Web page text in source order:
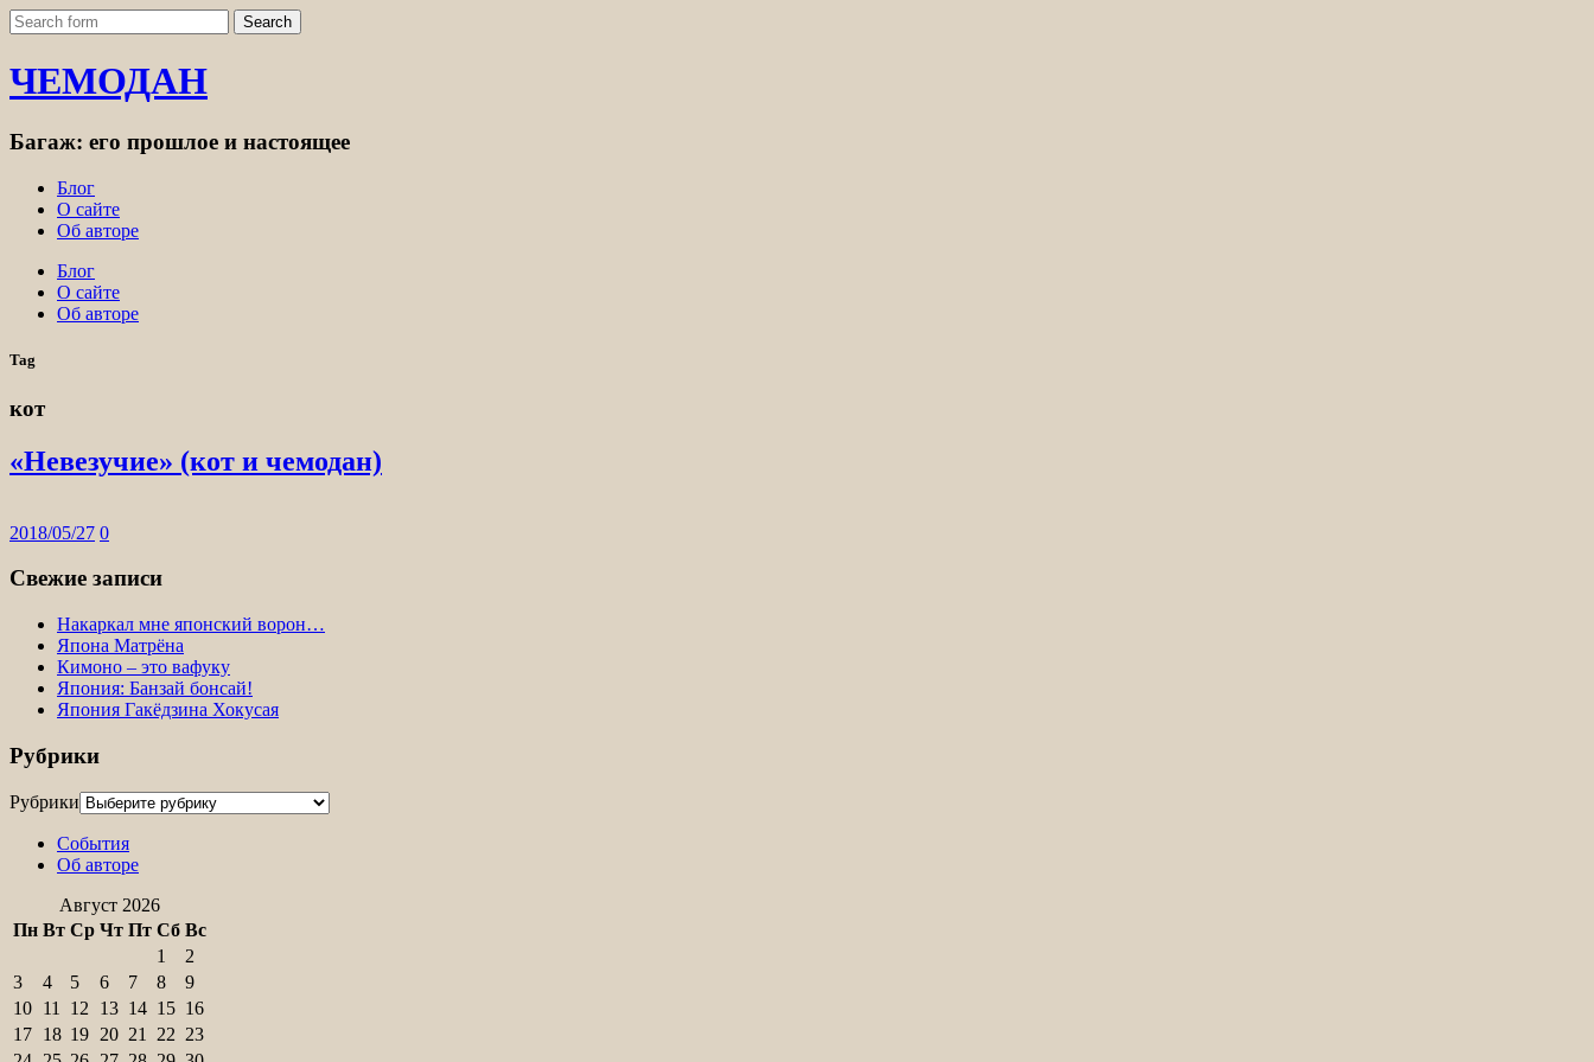
ЧЕМОДАН
Багаж: его прошлое и настоящее
Блог
О сайте
Об авторе
Блог
О сайте
Об авторе
Tag
кот
«Невезучие» (кот и чемодан)
2018/05/27 0
Свежие записи
Накаркал мне японский ворон…
Япона Матрёна
Кимоно – это вафуку
Япония: Банзай бонсай!
Япония Гакёдзина Хокусая
Рубрики
Рубрики
События
Об авторе
Август 2026
Пн Вт Ср Чт Пт Сб Вс
1
2
3
4 5 6 7 8
9
10 11 12 13 14 15 16
17 18 19 20 21 22 23